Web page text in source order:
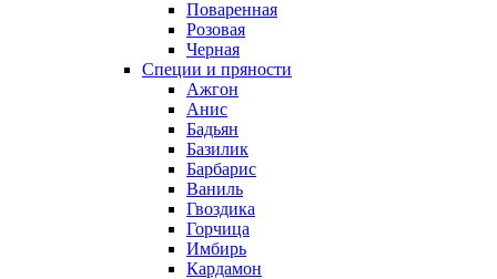
Поваренная
Розовая
Черная
Специи и пряности
Ажгон
Анис
Бадьян
Базилик
Барбарис
Ваниль
Гвоздика
Горчица
Имбирь
Кардамон